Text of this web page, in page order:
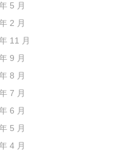
5 月
2 月
11 月
9 月
8 月
7 月
6 月
5 月
4 月